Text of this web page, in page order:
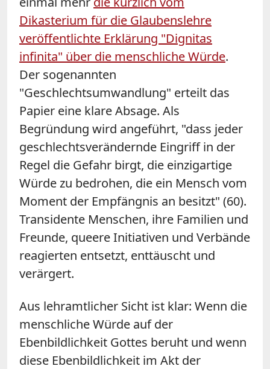
Dikasterium für die Glaubenslehre
veröffentlichte Erklärung "Dignitas
infinita" über die menschliche Würde.
Der sogenannten
"Geschlechtsumwandlung" erteilt das
Papier eine klare Absage. Als
Begründung wird angeführt, "dass jeder
geschlechtsverändernde Eingriff in der
Regel die Gefahr birgt, die einzigartige
Würde zu bedrohen, die ein Mensch vom
Moment der Empfängnis an besitzt" (60).
Transidente Menschen, ihre Familien und
Freunde, queere Initiativen und Verbände
reagierten entsetzt, enttäuscht und
verärgert.
Aus lehramtlicher Sicht ist klar: Wenn die
menschliche Würde auf der
Ebenbildlichkeit Gottes beruht und wenn
diese Ebenbildlichkeit im Akt der